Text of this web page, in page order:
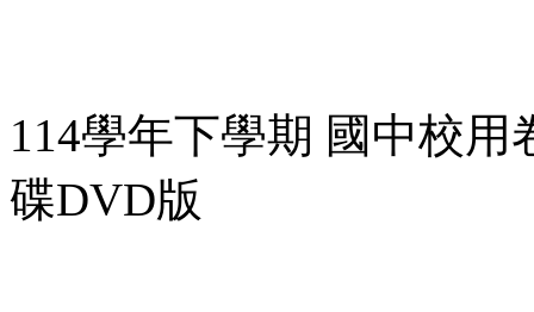
114學年下學期 國中校
碟DVD版